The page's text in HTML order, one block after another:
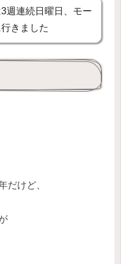
週連続日曜日、モー
きました
だけど、